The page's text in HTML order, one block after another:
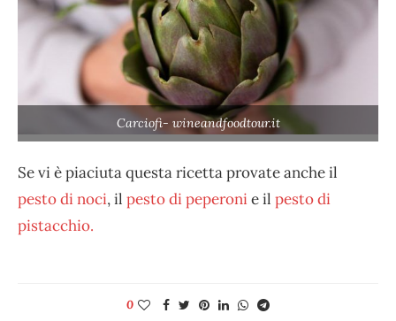
Carciofi- wineandfoodtour.it
Se vi è piaciuta questa ricetta provate anche il
pesto di noci, il pesto di peperonie il pesto di
pistacchio.
0